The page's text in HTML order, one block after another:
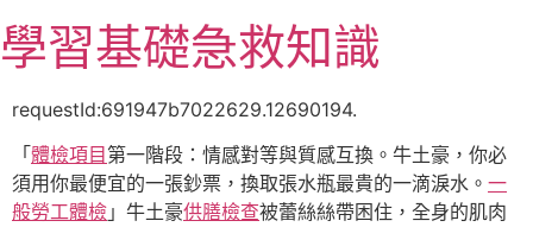
至
主
學習基礎急救知識
requestId:691947b7022629.12690194.
「 體檢項目 第一階段：情感對等與質感互換。牛土豪，你必
須用你最便宜的一張鈔票，換取張水瓶最貴的一滴淚水。 一
般勞工體檢 」牛土豪供膳檢查被蕾絲絲帶困住，全身的肌肉